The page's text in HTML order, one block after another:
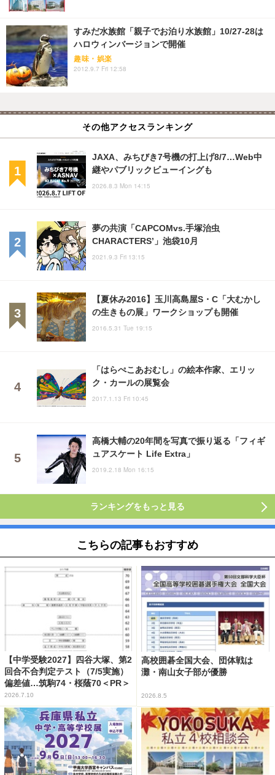
すみだ水族館「親子でお泊り水族館」10/27-28は
ハロウィンバージョンで開催
趣味・娯楽
2012.9.7 Fri 12:58
その他アクセスランキング
JAXA、みちびき7号機の打上げ8/7…Web中
継やパブリックビューイングも
2026.8.3 Mon 14:15
夢の共演「CAPCOMvs.手塚治虫
CHARACTERS’」池袋10月
2021.9.3 Fri 13:15
【夏休み2016】玉川高島屋S・C「大むかし
の生きもの展」ワークショップも開催
2016.5.31 Tue 19:15
「はらぺこあおむし」の絵本作家、エリッ
ク・カールの展覧会
2017.1.13 Fri 10:45
高橋大輔の20年間を写真で振り返る「フィギ
ュアスケート Life Extra」
2019.2.18 Mon 16:15
ランキングをもっと見る
こちらの記事もおすすめ
【中学受験2027】四谷大塚、第2
回合不合判定テスト（7/5実施）
偏差値…筑駒74・桜蔭70＜PR＞
2026.7.10
高校囲碁全国大会、団体戦は
灘・南山女子部が優勝
2026.8.5